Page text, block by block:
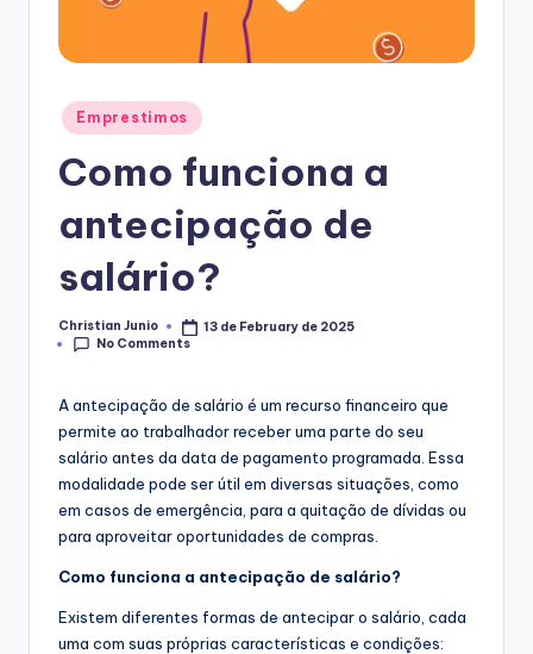
Posted
in
Emprestimos
Como funciona a
antecipação de
salário?
Posted
by
Christian Junio
13 de February de 2025
No Comments
A antecipação de salário é um recurso financeiro que
permite ao trabalhador receber uma parte do seu
salário antes da data de pagamento programada. Essa
modalidade pode ser útil em diversas situações, como
em casos de emergência, para a quitação de dívidas ou
para aproveitar oportunidades de compras.
Como funciona a antecipação de salário?
Existem diferentes formas de antecipar o salário, cada
uma com suas próprias características e condições: